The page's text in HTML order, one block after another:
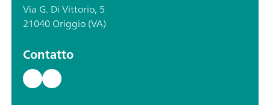
Via G. Di Vittorio, 5
21040 Origgio (VA)
Contatto